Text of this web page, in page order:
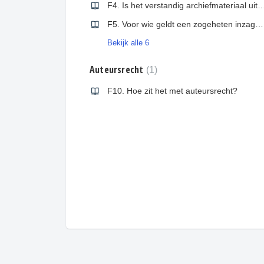
Bekijk alle 6
Auteursrecht 1
F10. Hoe zit het met auteursrecht?